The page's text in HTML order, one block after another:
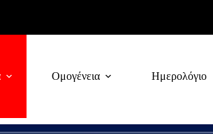
Ομογένεια Ημερολόγιο